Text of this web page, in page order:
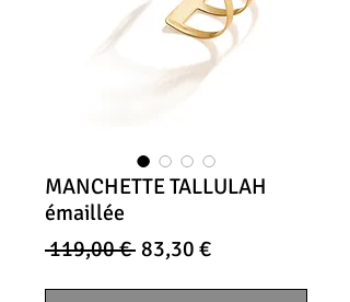
MANCHETTE TALLULAH
émaillée
119,00 € Prix
83,30 €Prix